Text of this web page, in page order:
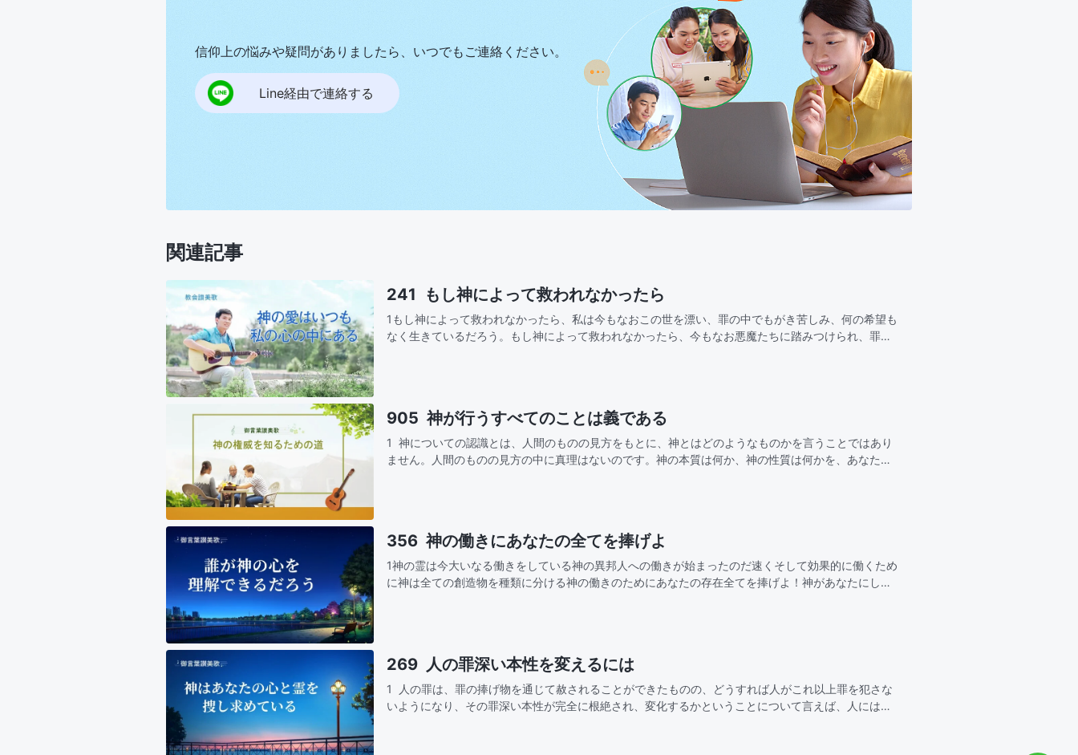
信仰上の悩みや疑問がありましたら、いつでもご連絡ください。
Line経由で連絡する
関連記事
241 もし神によって救われなかったら
1もし神によって救われなかったら、私は今もなおこの世を漂い、罪の中でもがき苦しみ、何の希望も
なく生きているだろう。もし神によって救われなかったら、今もなお悪魔たちに踏みつけられ、罪の
905 神が行うすべてのことは義である
1 神についての認識とは、人間のものの見方をもとに、神とはどのようなものかを言うことではあり
ません。人間のものの見方の中に真理はないのです。神の本質は何か、神の性質は何かを、あなたは
356 神の働きにあなたの全てを捧げよ
1神の霊は今大いなる働きをしている神の異邦人への働きが始まったのだ速くそして効果的に働くため
に神は全ての創造物を種類に分ける神の働きのためにあなたの存在全てを捧げよ！神があなたにして
269 人の罪深い本性を変えるには
1 人の罪は、罪の捧げ物を通じて赦されることができたものの、どうすれば人がこれ以上罪を犯さな
いようになり、その罪深い本性が完全に根絶され、変化するかということについて言えば、人にはそ